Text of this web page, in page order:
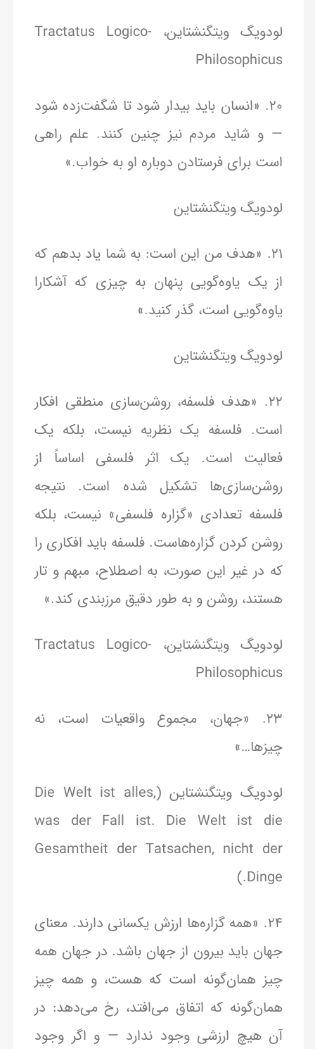
لودویگ ویتگنشتاین، Tractatus Logico-
Philosophicus
20. «انسان باید بیدار شود تا شگفت‌زده شود
— و شاید مردم نیز چنین کنند. علم راهی
است برای فرستادن دوباره او به خواب.»
لودویگ ویتگنشتاین
21. «هدف من این است: به شما یاد بدهم که
از یک یاوه‌گویی پنهان به چیزی که آشکارا
یاوه‌گویی است، گذر کنید.»
لودویگ ویتگنشتاین
22. «هدف فلسفه، روشن‌سازی منطقی افکار
است. فلسفه یک نظریه نیست، بلکه یک
فعالیت است. یک اثر فلسفی اساساً از
روشن‌سازی‌ها تشکیل شده است. نتیجه
فلسفه تعدادی «گزاره فلسفی» نیست، بلکه
روشن کردن گزاره‌هاست. فلسفه باید افکاری را
که در غیر این صورت، به اصطلاح، مبهم و تار
هستند، روشن و به طور دقیق مرزبندی کند.»
لودویگ ویتگنشتاین، Tractatus Logico-
Philosophicus
23. «جهان، مجموع واقعیات است، نه
چیزها…»
لودویگ ویتگنشتاین (Die Welt ist alles,
was der Fall ist. Die Welt ist die
Gesamtheit der Tatsachen, nicht der
Dinge.)
24. «همه گزاره‌ها ارزش یکسانی دارند. معنای
جهان باید بیرون از جهان باشد. در جهان همه
چیز همان‌گونه است که هست، و همه چیز
همان‌گونه که اتفاق می‌افتد، رخ می‌دهد: در
آن هیچ ارزشی وجود ندارد — و اگر وجود